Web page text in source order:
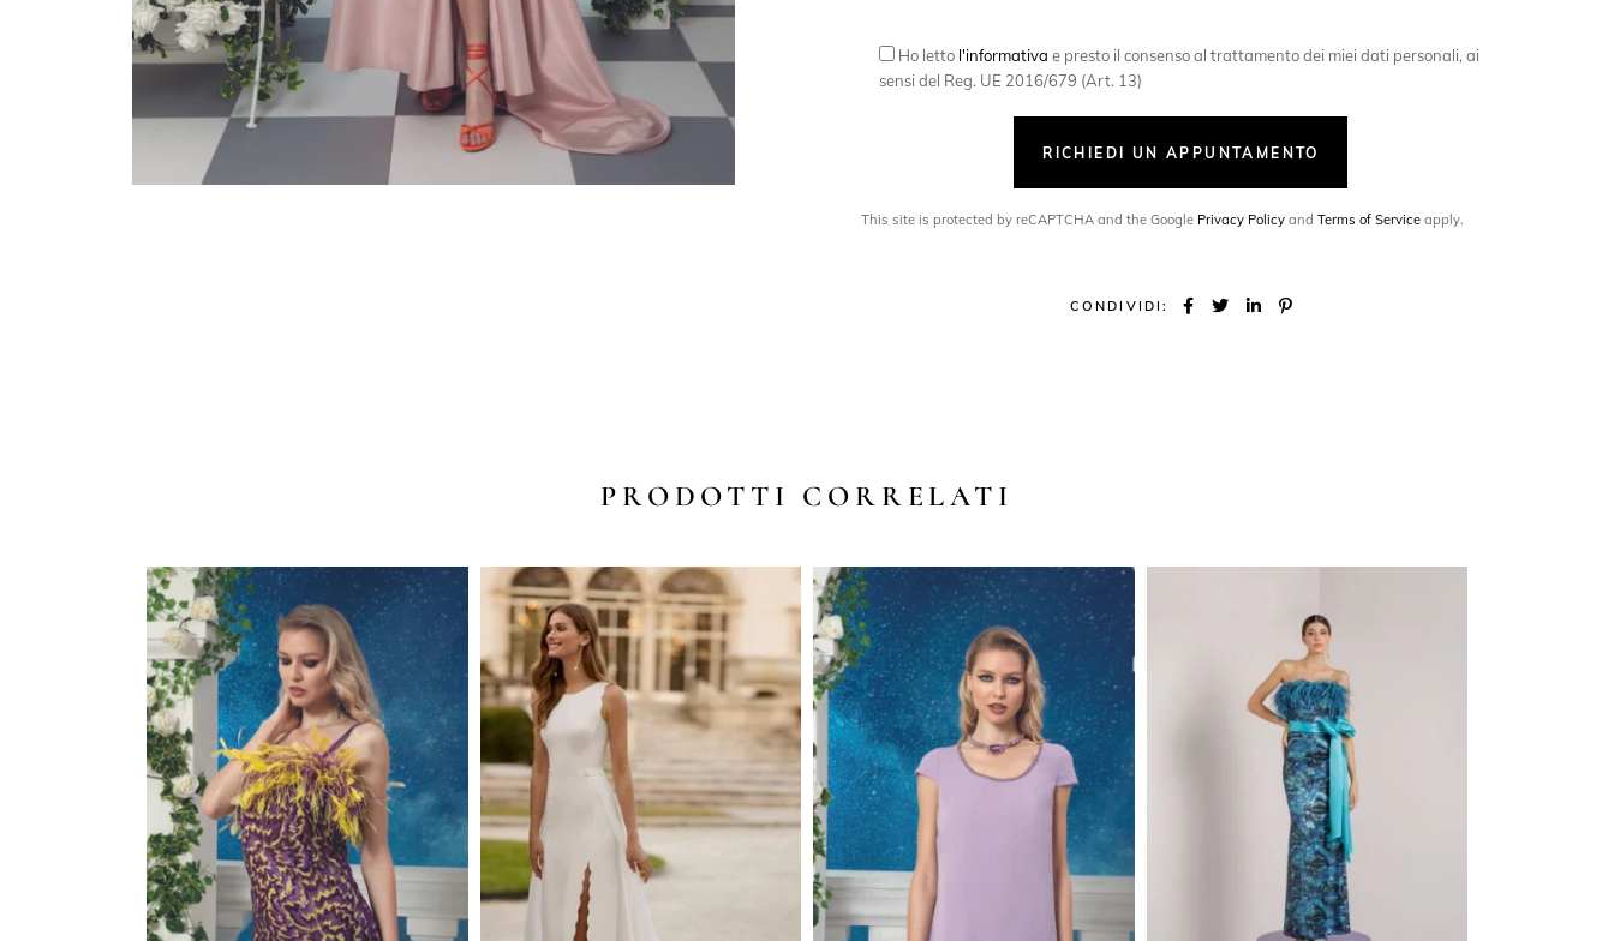
Ho letto l'informativa e presto il consenso al trattamento dei miei dati personali, ai
sensi del Reg. UE 2016/679 (Art. 13)
RICHIEDI UN APPUNTAMENTO
This site is protected by reCAPTCHA and the Google Privacy Policy and Terms of Service apply.
CONDIVIDI:
PRODOTTI CORRELATI